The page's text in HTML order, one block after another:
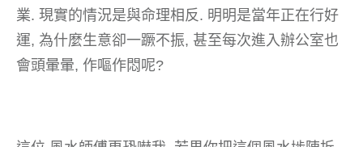
業. 現實的情況是與命理相反. 明明是當年正在行好
運, 為什麼生意卻一蹶不振, 甚至每次進入辦公室也
會頭暈暈, 作嘔作悶呢?